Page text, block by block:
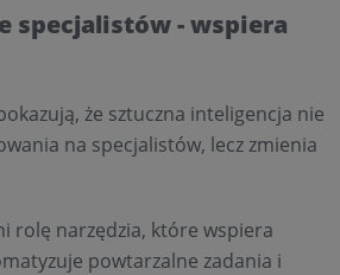
specjalistów - wspiera
że sztuczna inteligencja nie
na specjalistów, lecz zmienia
rolę narzędzia, które wspiera
powtarzalne zadania i